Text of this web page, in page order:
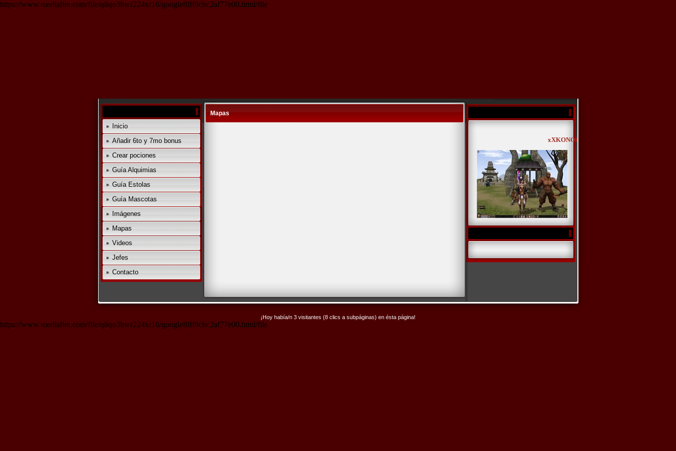
https://www.mediafire.com/file/q8qo3hwr224xr16/google8fff9cbc2af77e00.html/file
Inicio
Añadir 6to y 7mo bonus
Crear pociones
Guía Alquimias
Guía Estolas
Guía Mascotas
Imágenes
Mapas
Videos
Jefes
Contacto
Mapas
xXKONOHAXx
¡Hoy había/n 3 visitantes (8 clics a subpáginas) en ésta página!
https://www.mediafire.com/file/q8qo3hwr224xr16/google8fff9cbc2af77e00.html/file